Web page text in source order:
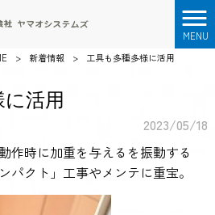
MENU
> 新着情報 > 工具も多種多様に活用
活用
2023/05/18
作時に加重を与えるを振動する
パクト」工事やメンテに重宝。